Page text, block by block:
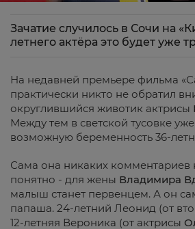
Зачатие случилось в Сочи на
летнего актёра это будет уже
На недавней премьере фильма
практически никто не обратил
округлившийся животик актрисы
Между тем в светской тусовке
возможную беременность 36-
Сама она никаких комментариев
понятно - для жены Владимира
малыш станет первенцем. А он
папаша. 24-летний Леонид (от
12-летняя Вероника (от актрисы